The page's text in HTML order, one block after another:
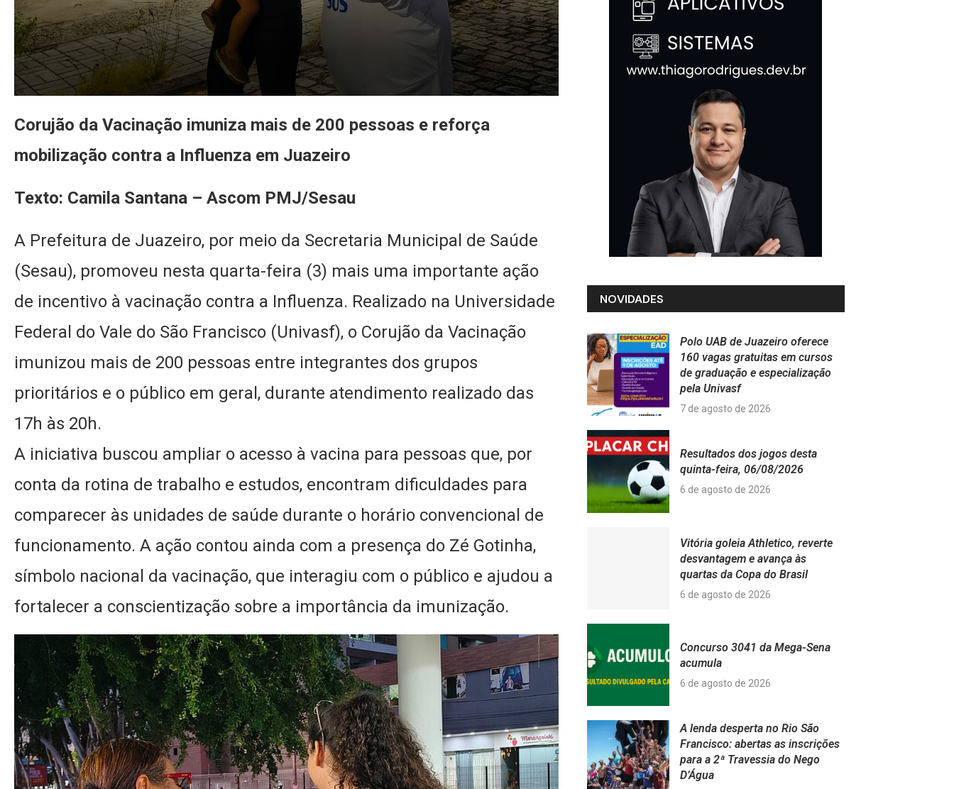
Corujão da Vacinação imuniza mais de 200 pessoas e reforça
mobilização contra a Influenza em Juazeiro
Texto: Camila Santana – Ascom PMJ/Sesau
A Prefeitura de Juazeiro, por meio da Secretaria Municipal de Saúde
(Sesau), promoveu nesta quarta-feira (3) mais uma importante ação
de incentivo à vacinação contra a Influenza. Realizado na Universidade
Federal do Vale do São Francisco (Univasf), o Corujão da Vacinação
imunizou mais de 200 pessoas entre integrantes dos grupos
prioritários e o público em geral, durante atendimento realizado das
17h às 20h.
A iniciativa buscou ampliar o acesso à vacina para pessoas que, por
conta da rotina de trabalho e estudos, encontram dificuldades para
comparecer às unidades de saúde durante o horário convencional de
funcionamento. A ação contou ainda com a presença do Zé Gotinha,
símbolo nacional da vacinação, que interagiu com o público e ajudou a
fortalecer a conscientização sobre a importância da imunização.
NOVIDADES
Polo UAB de Juazeiro oferece
160 vagas gratuitas em cursos
de graduação e especialização
pela Univasf
7 de agosto de 2026
Resultados dos jogos desta
quinta-feira, 06/08/2026
6 de agosto de 2026
Vitória goleia Athletico, reverte
desvantagem e avança às
quartas da Copa do Brasil
6 de agosto de 2026
Concurso 3041 da Mega-Sena
acumula
6 de agosto de 2026
A lenda desperta no Rio São
Francisco: abertas as inscrições
para a 2ª Travessia do Nego
D’Água